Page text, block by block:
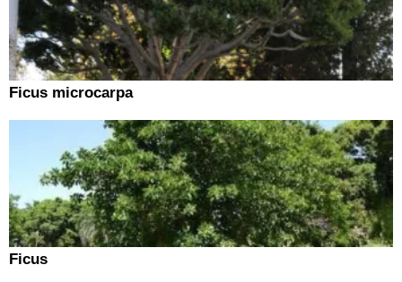
Ficus microcarpa
Ficus